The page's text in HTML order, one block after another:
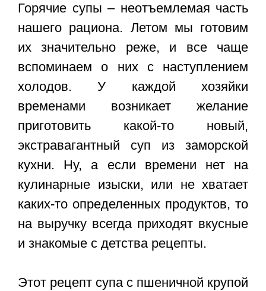
Горячие супы – неотъемлемая часть
нашего рациона. Летом мы готовим
их значительно реже, и все чаще
вспоминаем о них с наступлением
холодов. У каждой хозяйки
временами возникает желание
приготовить какой-то новый,
экстравагантный суп из заморской
кухни. Ну, а если времени нет на
кулинарные изыски, или не хватает
каких-то определенных продуктов, то
на выручку всегда приходят вкусные
и знакомые с детства рецепты.
Этот рецепт супа с пшеничной крупой